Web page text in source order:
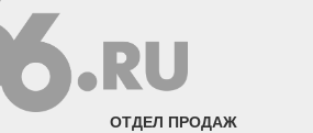
ОТДЕЛ ПРОДАЖ